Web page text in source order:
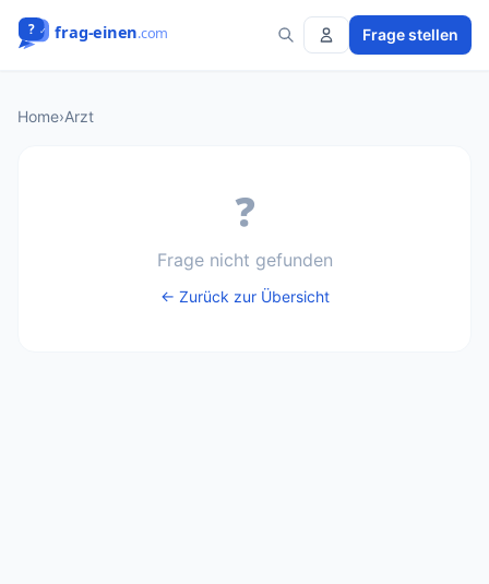
Frage stellen
Home›Arzt
❓
Frage nicht gefunden
← Zurück zur Übersicht